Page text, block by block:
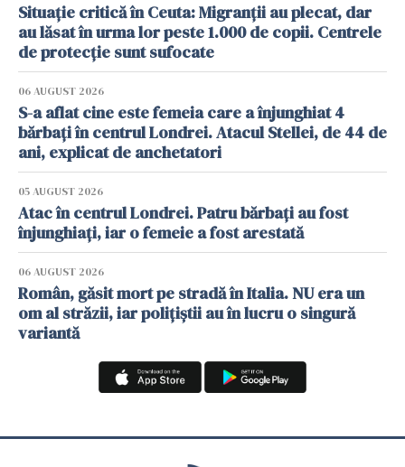
Situație critică în Ceuta: Migranții au plecat, dar
au lăsat în urma lor peste 1.000 de copii. Centrele
de protecție sunt sufocate
06 AUGUST 2026
S-a aflat cine este femeia care a înjunghiat 4
bărbați în centrul Londrei. Atacul Stellei, de 44 de
ani, explicat de anchetatori
05 AUGUST 2026
Atac în centrul Londrei. Patru bărbați au fost
înjunghiați, iar o femeie a fost arestată
06 AUGUST 2026
Român, găsit mort pe stradă în Italia. NU era un
om al străzii, iar polițiștii au în lucru o singură
variantă